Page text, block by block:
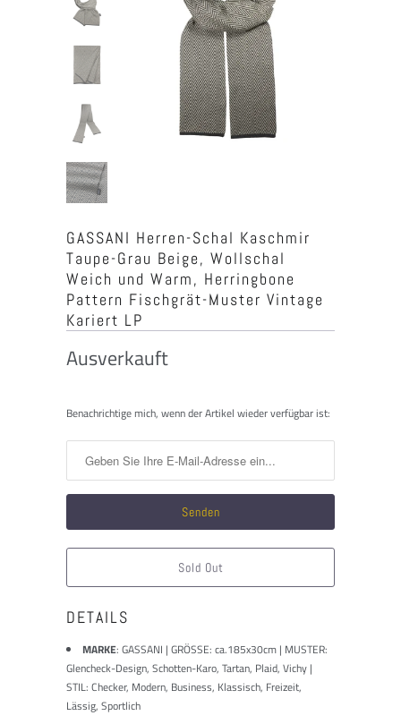
GASSANI Herren-Schal Kaschmir
Taupe-Grau Beige, Wollschal
Weich und Warm, Herringbone
Pattern Fischgrät-Muster Vintage
Kariert LP
Ausverkauft
Benachrichtigen
wenn
verfügbar
ist:
Benachrichtige mich, wenn der Artikel wieder verfügbar ist:
Sold Out
DETAILS
MARKE: GASSANI | GRÖSSE: ca.185x30cm | MUSTER:
Glencheck-Design, Schotten-Karo, Tartan, Plaid, Vichy |
STIL: Checker, Modern, Business, Klassisch, Freizeit,
Lässig, Sportlich